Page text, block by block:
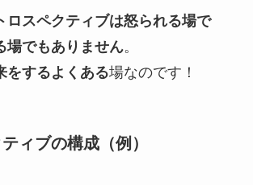
ロスペクティブは怒られる場で
場でもありません。
をするよくある場なのです！
ィブの構成（例）